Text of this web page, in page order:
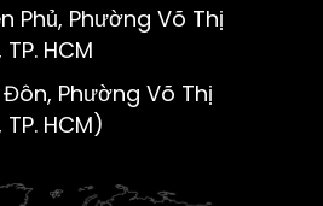
Phủ, Phường Võ Thị
HCM
Đôn, Phường Võ Thị
HCM)